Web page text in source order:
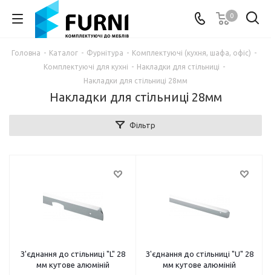
0
Головна - Каталог - Фурнітура - Комплектуючі (кухня, шафа, офіс) -
Комплектуючі для кухні - Накладки для стільниці -
Накладки для стільниці 28мм
Накладки для стільниці 28мм
Фільтр
З'єднання до стільниці "L" 28
мм кутове алюміній
З'єднання до стільниці "U" 28
мм кутове алюміній